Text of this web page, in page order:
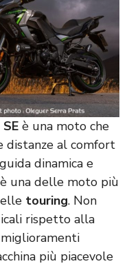
è una moto che
distanze al comfort
dinamica e
una delle moto più
touring. Non
rispetto alla
più piacevole